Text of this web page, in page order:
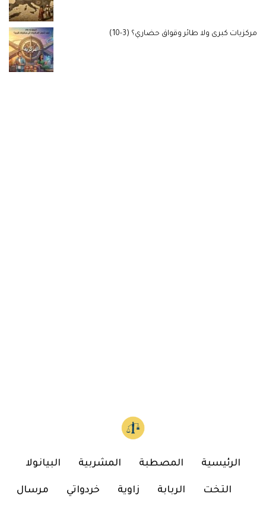
مركزيات كبرى ولا طائر وقواق حضاري؟ (3-10)
الرئيسية المصطبة المشربية البيانولا
التخت الربابة زاوية خردواتي مرسال